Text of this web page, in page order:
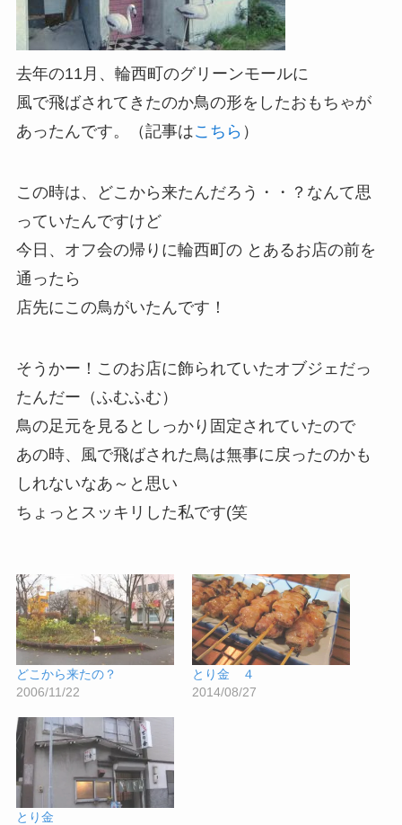
去年の11月、輪西町のグリーンモールに
風で飛ばされてきたのか鳥の形をしたおもちゃが
あったんです。（記事はこちら ）
この時は、どこから来たんだろう・・？なんて思
っていたんですけど
今日、オフ会の帰りに輪西町の とあるお店の前を
通ったら
店先にこの鳥がいたんです！
そうかー！このお店に飾られていたオブジェだっ
たんだー（ふむふむ）
鳥の足元を見るとしっかり固定されていたので
あの時、風で飛ばされた鳥は無事に戻ったのかも
しれないなあ～と思い
ちょっとスッキリした私です(笑
どこから来たの？
2006/11/22
とり金 ４
2014/08/27
とり金